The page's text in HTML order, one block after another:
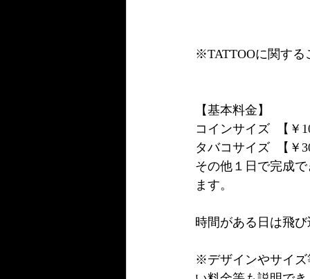
※TATTOOに関す
【基本料金】
コインサイズ  【￥
タバコサイズ  【￥
その他１日で完成
ます。
時間がある日は飛
※デザインやサイズ